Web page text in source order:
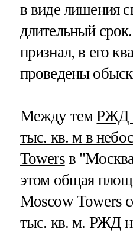
в виде лишения
длительный
признал, в его
проведены
Между темРЖД
тыс. кв. м в
Towersв
этом общая
Moscow Towers
тыс. кв. м. РЖД